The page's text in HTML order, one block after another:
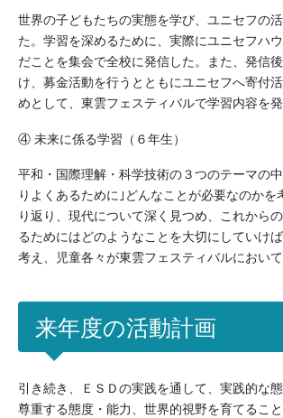
世界の子どもたちの実態を学び、ユニセフの
た。学習を深めるために、実際にユニセフハ
だことを集会で全校に発信した。また、発信
け、募金活動を行うとともにユニセフへ寄付
めとして、東雲フェスティバルで学習内容を発
④ 未来に係る学習（６年生）
平和・国際理解・科学技術の３つのテーマの
りよくあるために｣どんなことが必要なのかを
り返り、現代について深く見つめ、これから
るためにはどのようなことを大切にしていけ
考え、児童各々が東雲フェスティバルにおいて
来年度の活動計画
引き続き、ＥＳＤの実践を通して、実践的な
尊重する態度・能力、世界的視野を育てるこ